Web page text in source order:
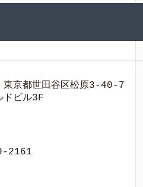
東京都世田谷区松原3-40-7
ドビル3F
2161